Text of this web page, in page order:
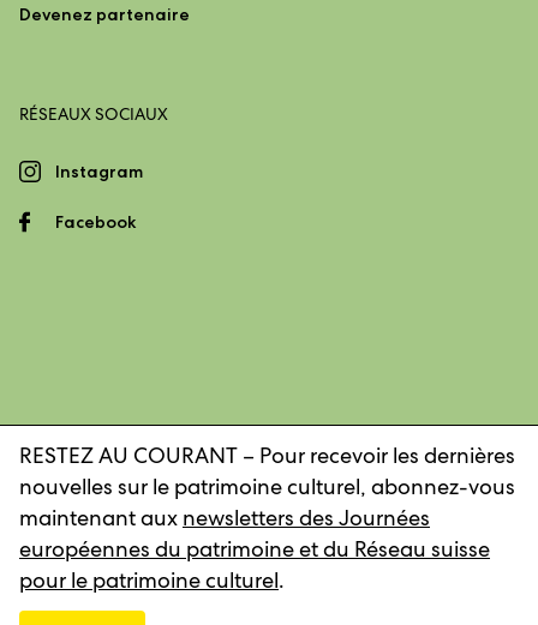
Devenez partenaire
RÉSEAUX SOCIAUX
Instagram
Facebook
© 2026, Réseau suisse pour le patrimoine culturel
Mentions légales Déclaration de confidentialité
RESTEZ AU COURANT – Pour recevoir les dernières
nouvelles sur le patrimoine culturel, abonnez-vous
maintenant aux newsletters des Journées
européennes du patrimoine et du Réseau suisse
pour le patrimoine culturel.